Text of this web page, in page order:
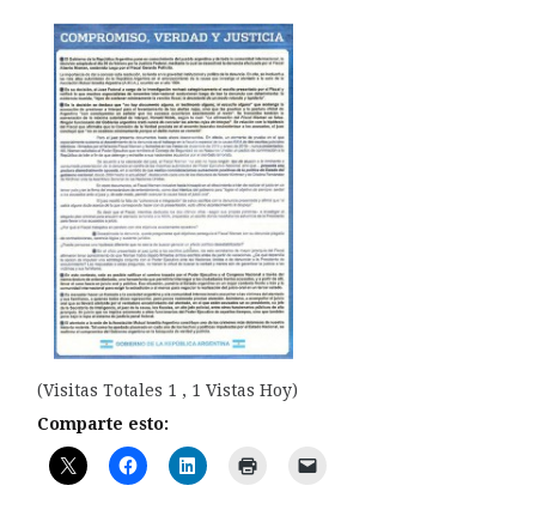
(Visitas Totales 1 , 1 Vistas Hoy)
Comparte esto: